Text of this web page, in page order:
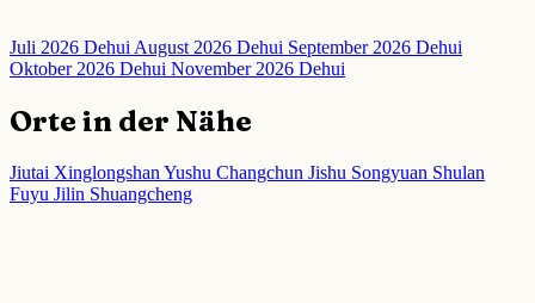
Juli 2026 DehuiAugust 2026 Dehui September 2026 Dehui
Oktober 2026 Dehui November 2026 Dehui
Orte in der Nähe
Jiutai Xinglongshan Yushu Changchun Jishu Songyuan Shulan
Fuyu Jilin Shuangcheng